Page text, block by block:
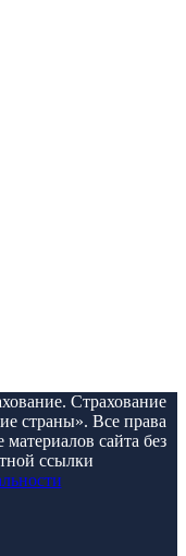
Страхование
страны». Все права
сайта без
ссылки